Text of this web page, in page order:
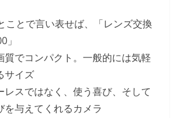
ことで言い表せば、「レンズ交換
」
質でコンパクト。一般的には気軽
サイズ
レスではなく、使う喜び、そして
を与えてくれるカメラ